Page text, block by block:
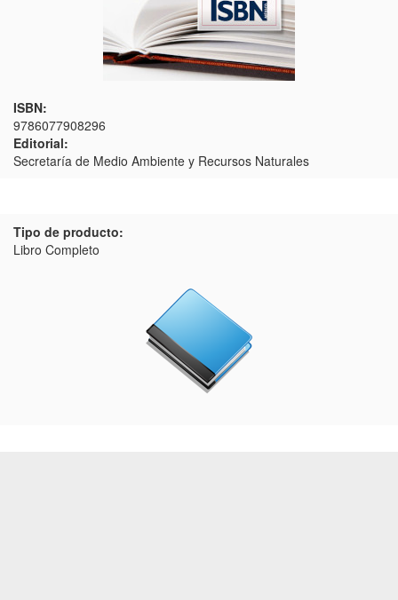
ISBN:
9786077908296
Editorial:
Secretaría de Medio Ambiente y Recursos Naturales
Tipo de producto:
Libro Completo